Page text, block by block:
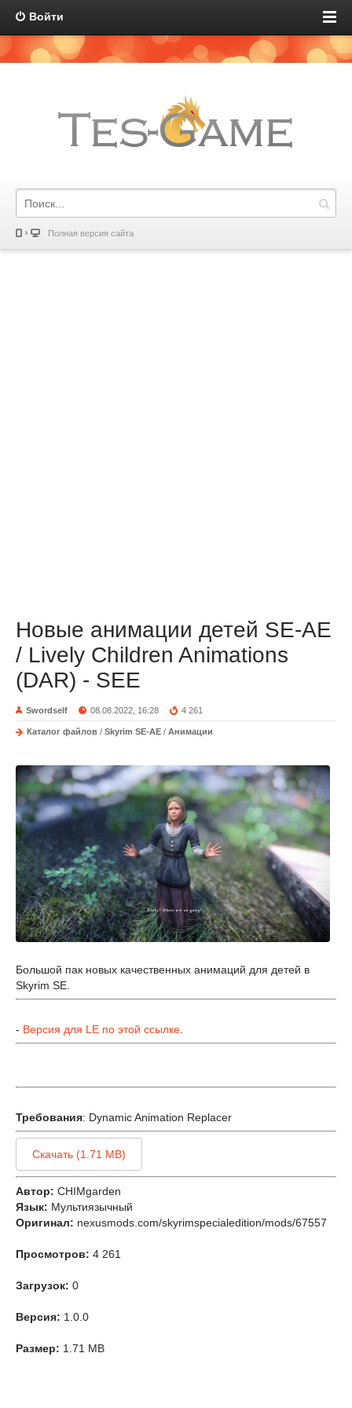
Войти
Полная версия сайта
Новые анимации детей SE-AE
/ Lively Children Animations
(DAR) - SEE
Swordself 08.08.2022, 16:28 4 261
Каталог файлов / Skyrim SE-AE / Анимации
Большой пак новых качественных анимаций для детей в
Skyrim SE.
- Версия для LE по этой ссылке
Требования: Dynamic Animation Replacer
Скачать (1.71 MB)
Автор: CHIMgarden
Язык: Мультиязычный
Оригинал: nexusmods.com/skyrimspecialedition/mods/67557
Просмотров: 4 261
Загрузок: 0
Версия: 1.0.0
Размер: 1.71 MB